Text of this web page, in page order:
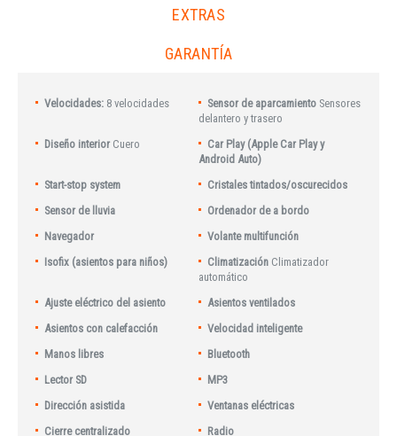
EXTRAS
GARANTÍA
Velocidades: 8 velocidades Sensor de aparcamiento Sensores
delantero y trasero
Diseño interior Cuero
Car Play (Apple Car Play y
Android Auto)
Start-stop system
Cristales tintados/oscurecidos
Sensor de lluvia
Ordenador de a bordo
Navegador
Volante multifunción
Isofix (asientos para niños)
Climatización Climatizador
automático
Ajuste eléctrico del asiento
Asientos ventilados
Asientos con calefacción
Velocidad inteligente
Manos libres
Bluetooth
Lector SD
MP3
Dirección asistida
Ventanas eléctricas
Cierre centralizado
Radio